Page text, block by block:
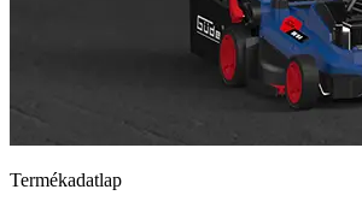
Termékadatlap